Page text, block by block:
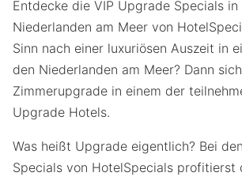
Entdecke die VIP Upgrade Specials in
Niederlanden am Meer von
Sinn nach einer luxuriösen Auszeit in
den Niederlanden am Meer? Dann
Zimmerupgrade in einem der
Upgrade Hotels.
Was heißt Upgrade eigentlich? Bei
Specials von HotelSpecials profitierst